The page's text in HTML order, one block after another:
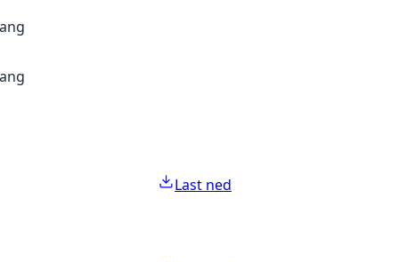
Last ned